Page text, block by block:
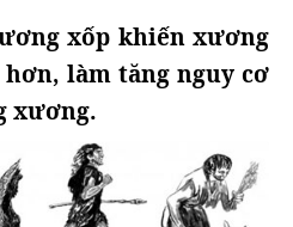
xốp khiến xương
làm tăng nguy cơ
xương.